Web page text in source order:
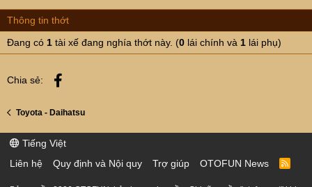
Thông tin thớt
Đang có 1 tài xế đang nghía thớt này. (0 lái chính và 1 lái phụ)
Chia sẻ:
Toyota - Daihatsu
Tiếng Việt
Liên hệ
Quy định và Nội quy Trợ giúp OTOFUN News
R
S